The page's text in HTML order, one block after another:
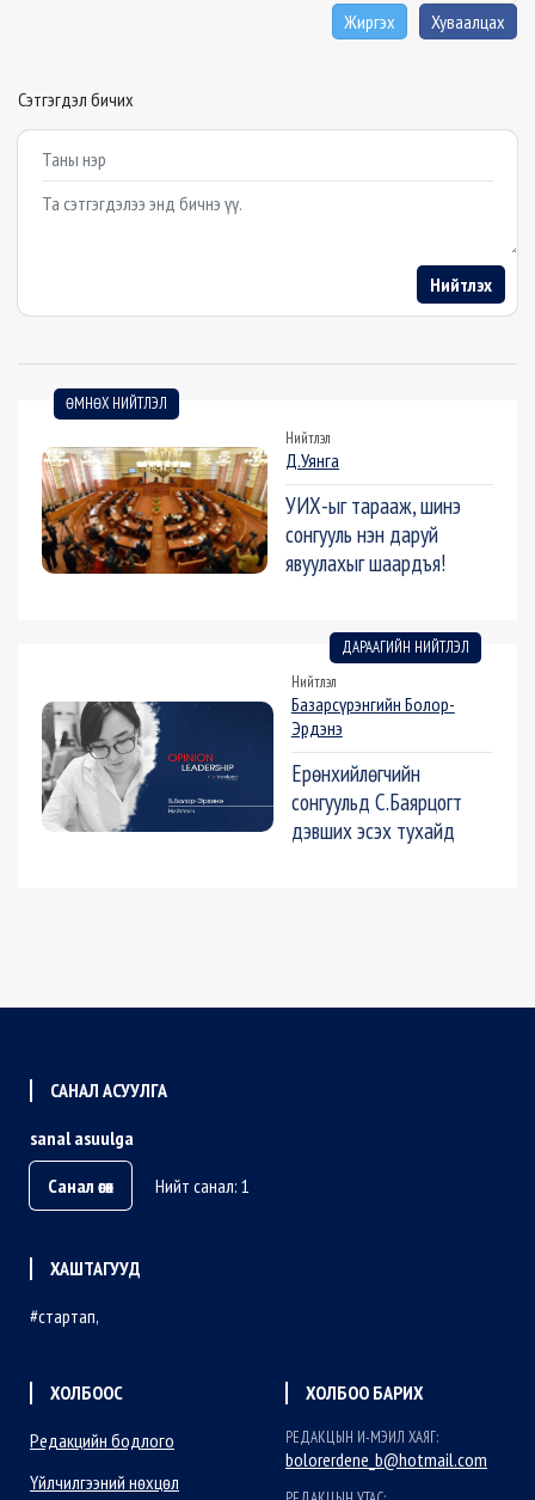
Жиргэх
Хуваалцах
Сэтгэгдэл бичих
Example textarea
Нийтлэх
ӨМНӨХ НИЙТЛЭЛ
Нийтлэл
Д.Уянга
УИХ-ыг тарааж, шинэ
сонгууль нэн даруй
явуулахыг шаардъя!
ДАРААГИЙН НИЙТЛЭЛ
Нийтлэл
Базарсүрэнгийн Болор-
Эрдэнэ
Ерөнхийлөгчийн
сонгуульд С.Баярцогт
дэвших эсэх тухайд
САНАЛ АСУУЛГА
sanal asuulga
Санал өгөх
Нийт санал: 1
ХАШТАГУУД
стартап
ХОЛБООС
Редакцийн бодлого
Үйлчилгээний нөхцөл
ХОЛБОО БАРИХ
РЕДАКЦЫН И-МЭИЛ ХАЯГ:
bolorerdene_b@hotmail.com